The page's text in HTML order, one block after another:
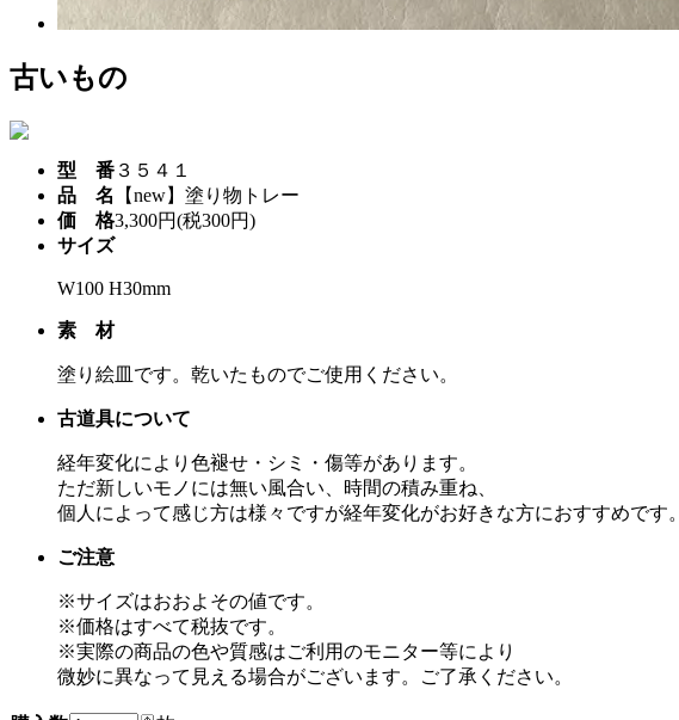
古いもの
型 番 ３５４１
品 名
【new】塗り物トレー
価 格3,300円(税300円)
サイズ
W100 H30mm
素 材
塗り絵皿です。乾いたものでご使用ください。
古道具について
経年変化により色褪せ・シミ・傷等があります。
ただ新しいモノには無い風合い、時間の積み重ね、
個人によって感じ方は様々ですが経年変化がお好きな方におすすめです。
ご注意
※サイズはおおよその値です。
※価格はすべて税抜です。
※実際の商品の色や質感はご利用のモニター等により
微妙に異なって見える場合がございます。ご了承ください。